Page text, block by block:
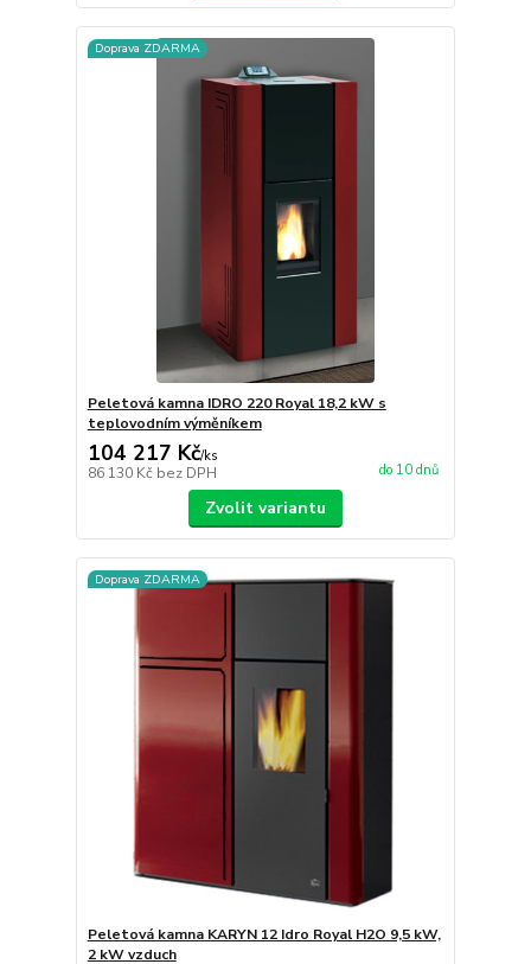
Doprava ZDARMA
Peletová kamna IDRO 220 Royal 18,2 kW s
teplovodním výměníkem
104 217 Kč/ks
86 130 Kč bez DPH do 10 dnů
Zvolit variantu
Doprava ZDARMA
Peletová kamna KARYN 12 Idro Royal H2O 9,5 kW,
2 kW vzduch